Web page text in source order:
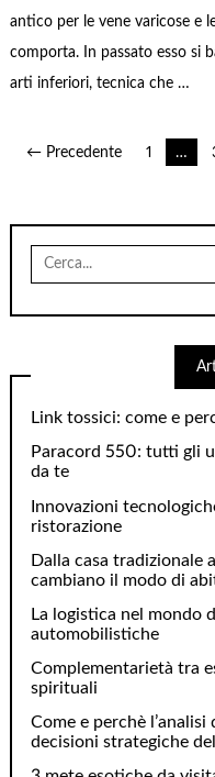
antico per le vene varicose e
comporta. In passato esso si
arti inferiori, tecnica che …
Navigazione
← Precedente 1 …
Cerca
per:
Link tossici: come e
Paracord 550: tutti gli
da te
Innovazioni
ristorazione
Dalla casa tradizionale
cambiano il modo di
La logistica nel mondo
automobilistiche
Complementarietà tra
spirituali
Come e perchè
decisioni strategiche